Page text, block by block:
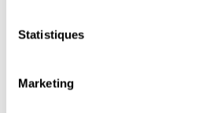
Statistiques
Marketing